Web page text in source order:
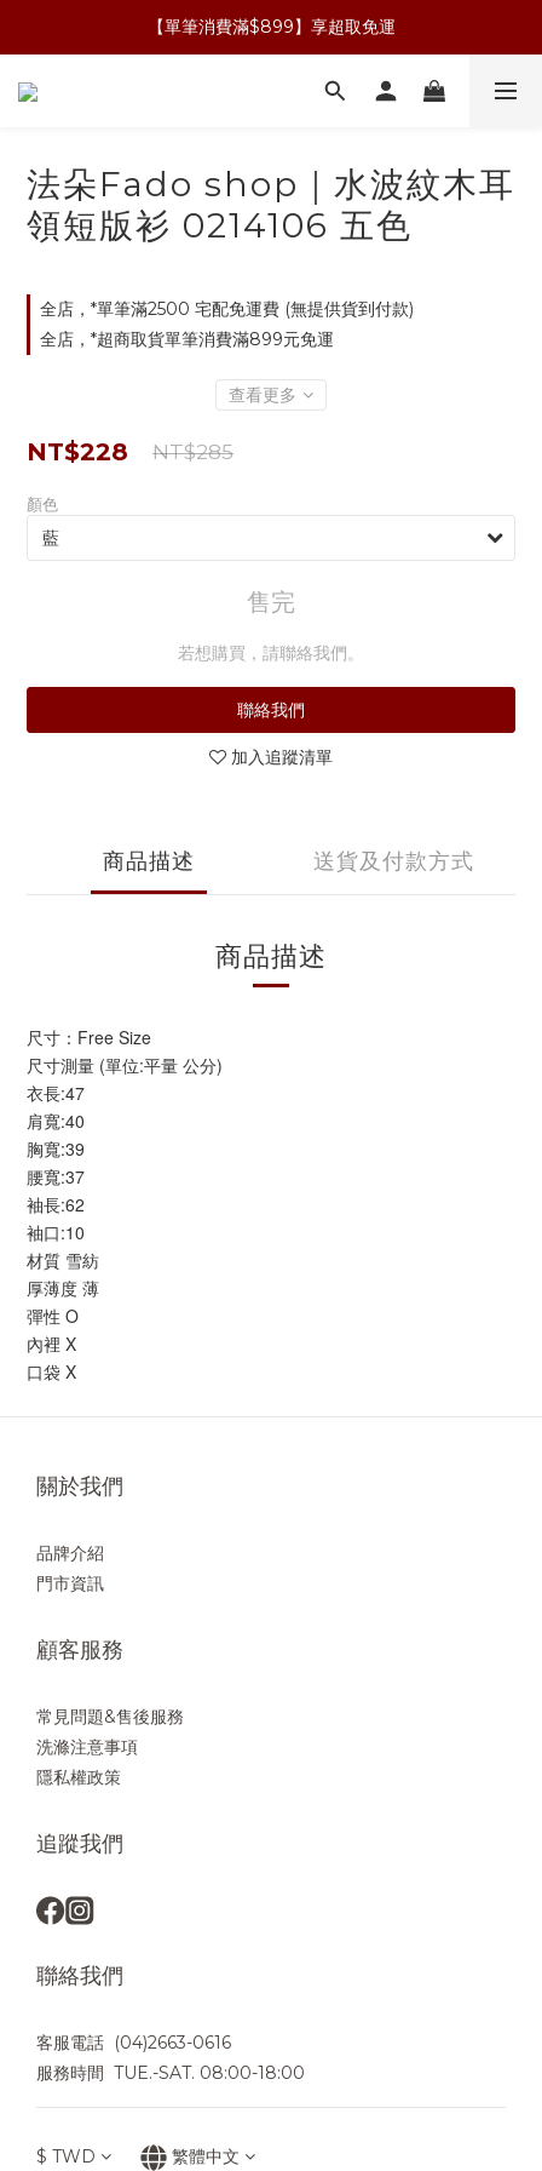
【單筆消費滿$899】享超取免運
法朵Fado shop｜水波紋木耳
領短版衫 0214106 五色
全店，*單筆滿2500 宅配免運費 (無提供貨到付款)
全店，*超商取貨單筆消費滿899元免運
查看更多
NT$228 NT$285
顏色
售完
若想購買，請聯絡我們。
聯絡我們
加入追蹤清單
商品描述 送貨及付款方式
商品描述
尺寸：Free Size
尺寸測量 (單位:平量 公分)
衣長:47
肩寬:40
胸寬:39
腰寬:37
袖長:62
袖口:10
材質 雪紡
厚薄度 薄
彈性 O
內裡 X
口袋 X
關於我們
品牌介紹
門市資訊
顧客服務
常見問題&售後服務
洗滌注意事項
隱私權政策
追蹤我們
聯絡我們
客服電話 (04)2663-0616
服務時間 TUE.-SAT. 08:00-18:00
$ TWD 繁體中文